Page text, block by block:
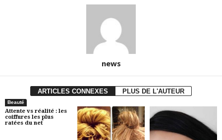
news
ARTICLES CONNEXES PLUS DE L'AUTEUR
Beauté
Attente vs réalité : les
coiffures les plus
ratées du net